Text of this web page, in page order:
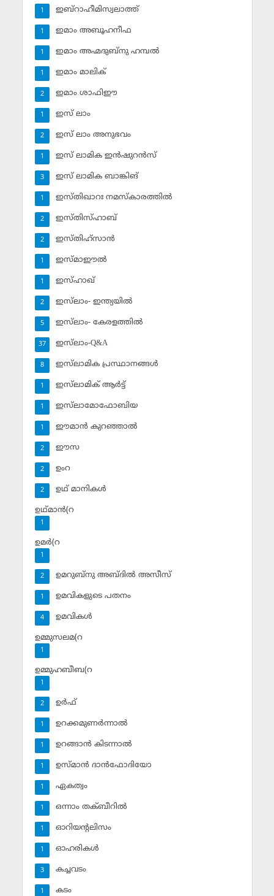
ഇബ്‌റാഹീമിസ്വലാത്ത്
1
ഇമാം അബൂഹനീഫ
1
ഇമാം അഹ്മദുബ്‌നു ഹമ്പല്‍
1
ഇമാം മാലിക്
1
ഇമാം ശാഫിഈ
2
ഇസ് ലാം
1
ഇസ് ലാം അനുഭവം
2
ഇസ് ലാമിക ഇന്‍ഷുറന്‍സ്‌
1
ഇസ് ലാമിക ബാങ്കിങ്‌
3
ഇസ്തിഖാറഃ നമസ്‌കാരത്തില്‍
1
ഇസ്തിസ്ഹാബ്
2
ഇസ്തിഹ്‌സാന്‍
2
ഇസ്മാഈല്‍
1
ഇസ്ഹാഖ്‌
1
ഇസ്‌ലാം- ഇന്ത്യയില്‍
2
ഇസ്‌ലാം- കേരളത്തില്‍
5
ഇസ്‌ലാം-Q&A
37
ഇസ്‌ലാമിക പ്രസ്ഥാനങ്ങള്‍
8
ഇസ്‌ലാമിക് ആര്‍ട്ട്
1
ഇസ്‌ലാമോഫോബിയ
1
ഈമാന്‍ കുറഞ്ഞാല്‍
1
ഈസ
2
ഉംറ
2
ഉഥ് മാനികള്‍
2
ഉഥ്മാന്‍(റ
1
ഉമര്‍(റ
1
ഉമറുബ്‌നു അബ്ദില്‍ അസീസ്‌
2
ഉമവികളുടെ പതനം
1
ഉമവികള്‍
4
ഉമ്മുസലമ(റ
1
ഉമ്മുഹബീബ(റ
1
ഉര്‍ഫ്
2
ഉറക്കമുണര്‍ന്നാല്‍
1
ഉറങ്ങാന്‍ കിടന്നാല്‍
1
ഉസ്മാന്‍ ദാന്‍ഫോദിയോ
1
ഏകത്വം
1
ഒന്നാം തക്ബീറില്‍
1
ഓറിയന്റലിസം
1
ഓഹരികള്‍
1
കച്ചവടം
3
കടം
1